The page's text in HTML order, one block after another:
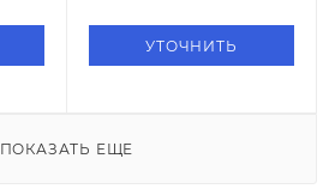
УТОЧНИТЬ
ПОКАЗАТЬ ЕЩЕ